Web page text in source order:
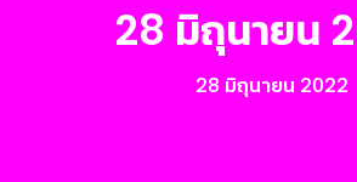
28 มิถุนายน
28 มิถุนายน 2022